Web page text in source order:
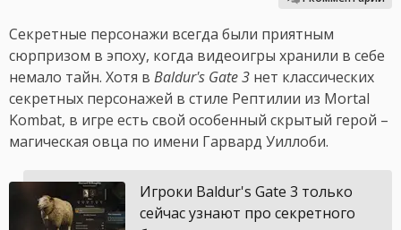
Секретные персонажи всегда были приятным
сюрпризом в эпоху, когда видеоигры хранили в себе
немало тайн. Хотя в Baldur's Gate 3 нет классических
секретных персонажей в стиле Рептилии из Mortal
Kombat, в игре есть свой особенный скрытый герой –
магическая овца по имени Гарвард Уиллоби.
Игроки Baldur's Gate 3 только
сейчас узнают про секретного